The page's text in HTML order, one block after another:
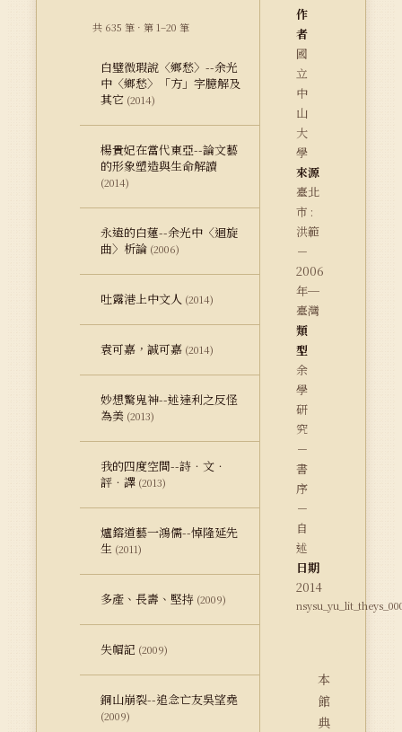
共 635 筆 · 第 1–20 筆
白璧微瑕說〈鄉愁〉--余光
中〈鄉愁〉「方」字臆解及
其它 (2014)
楊貴妃在當代東亞--論文藝
的形象塑造與生命解讀
(2014)
永遠的白蓮--余光中〈迴旋
曲〉析論 (2006)
吐露港上中文人 (2014)
袁可嘉，誠可嘉 (2014)
妙想驚鬼神--述達利之反怪
為美 (2013)
我的四度空間--詩．文．
評．譯 (2013)
爐鎔道藝一鴻儒--悼隆延先
生 (2011)
多產、長壽、堅持 (2009)
失帽記 (2009)
銅山崩裂--追念亡友吳望堯
(2009)
作
者
國
立
中
山
大
學
來源
臺北
市 :
洪範
－
2006
年─
臺灣
類
型
余
學
研
究
－
書
序
－
自
述
日期
2014
本
館
典